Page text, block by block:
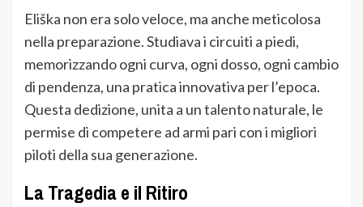
Eliška non era solo veloce, ma anche meticolosa
nella preparazione. Studiava i circuiti a piedi,
memorizzando ogni curva, ogni dosso, ogni cambio
di pendenza, una pratica innovativa per l’epoca.
Questa dedizione, unita a un talento naturale, le
permise di competere ad armi pari con i migliori
piloti della sua generazione.
La Tragedia e il Ritiro